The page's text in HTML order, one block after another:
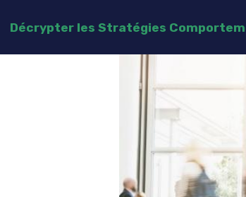
Décrypter les Stratégies